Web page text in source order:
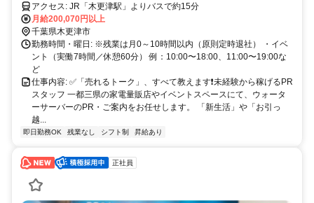
アクセス: JR「木更津駅」よりバスで約15分
月給200,070円以上
千葉県木更津市
勤務時間・曜日: ※残業は月0～10時間以内（原則定時退社） ・イベ
ント（実働7時間／休憩60分） 例：10:00〜18:00、11:00〜19:00な
ど
仕事内容: ✅️「売れるトーク」、すべて教えます❗️未経験から稼げるPR
スタッフ 一都三県の家電量販店やイベントスペースにて、ウォータ
ーサーバーのPR・ご案内をお任せします。 「新生活」や「お引っ
越...
即日勤務OK 残業なし シフト制 昇給あり
正社員